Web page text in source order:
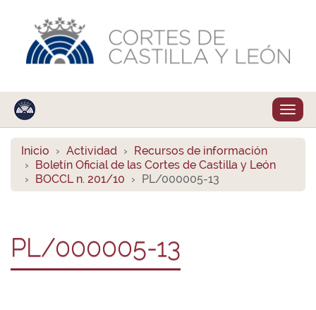
Inicio Actividad
Recursos de información
Boletín Oficial de las Cortes de Castilla y León
BOCCL n. 201/10
PL/000005-13
PL/000005-13